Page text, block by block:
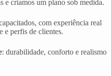
e criamos um plano sob medida.
com experiência real
e perfis de clientes.
: durabilidade, conforto e realismo